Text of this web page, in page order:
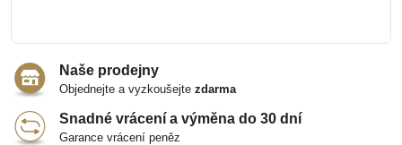
Naše prodejny
Objednejte a vyzkoušejte zdarma
Snadné vrácení a výměna do 30 dní
Garance vrácení peněz